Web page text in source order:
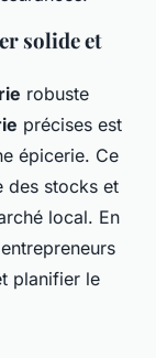
solide et
robuste
précises est
épicerie. Ce
des stocks et
local. En
planifier le